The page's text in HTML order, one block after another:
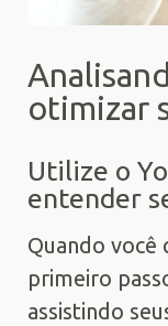
otimizar
Utilize o
entender
Quando você
primeiro
assistindo